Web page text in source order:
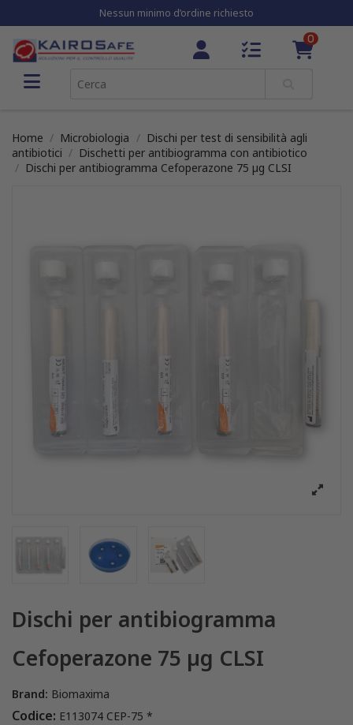
Nessun minimo d’ordine richiesto
0
Home Microbiologia
Dischi per test di sensibilità agli
antibiotici
Dischetti per antibiogramma con antibiotico
Dischi per antibiogramma Cefoperazone 75 µg CLSI
Dischi per antibiogramma
Cefoperazone 75 µg CLSI
Brand: Biomaxima
Codice: E113074 CEP-75 *